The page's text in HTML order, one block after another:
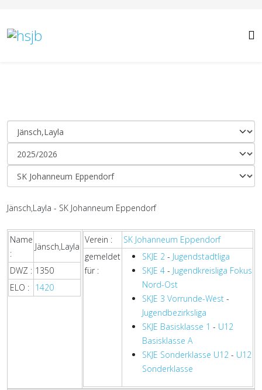
Jänsch,Layla - SK Johanneum Eppendorf
Name
:
Jänsch,Layla
DWZ : 1350
ELO : 1420
Verein :
SK Johanneum Eppendorf
gemeldet
für :
SKJE 2- Jugendstadtliga
SKJE 4- Jugendkreisliga Fokus
Nord-Ost
SKJE 3 Vorrunde-West-
Jugendbezirksliga
SKJE Basisklasse 1 - U12
Basisklasse A
SKJE Sonderklasse U12- U12
Sonderklasse